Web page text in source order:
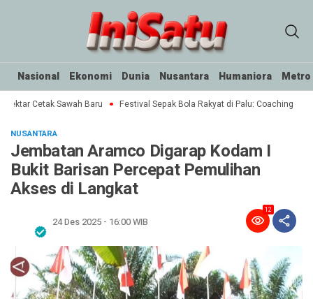
Nasional Ekonomi Dunia Nusantara Humaniora Metro
Cetak Sawah Baru Festival Sepak Bola Rakyat di Palu: Coaching
NUSANTARA
Jembatan Aramco Digarap Kodam I
Bukit Barisan Percepat Pemulihan
Akses di Langkat
24 Des 2025 - 16:00 WIB
12